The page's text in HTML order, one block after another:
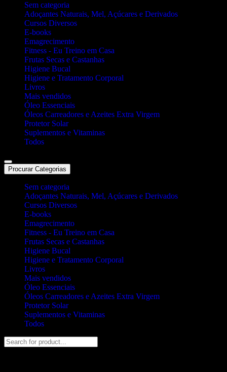
Sem categoria
Adoçantes Naturais, Mel, Açúcares e Derivados
Cursos Diversos
E-books
Emagrecimento
Fitness - Eu Treino em Casa
Frutas Secas e Castanhas
Higiene Bucal
Higiene e Tratamento Corporal
Livros
Mais vendidos
Óleo Essenciais
Óleos Carreadores e Azeites Extra Virgem
Protetor Solar
Suplementos e Vitaminas
Todos
Procurar Categorias
Sem categoria
Adoçantes Naturais, Mel, Açúcares e Derivados
Cursos Diversos
E-books
Emagrecimento
Fitness - Eu Treino em Casa
Frutas Secas e Castanhas
Higiene Bucal
Higiene e Tratamento Corporal
Livros
Mais vendidos
Óleo Essenciais
Óleos Carreadores e Azeites Extra Virgem
Protetor Solar
Suplementos e Vitaminas
Todos